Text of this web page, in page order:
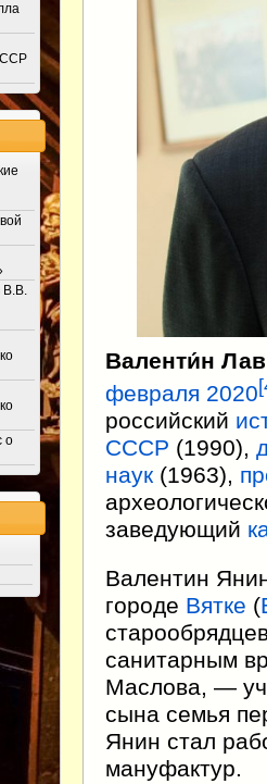
Валенти́н
февраля 2020
российский
СССР (1990),
наук (1963),
заведующий
Валентин
городе Вятке (
санитарным
Маслова, —
сына семья
Янин стал
мануфактур.
В.В.
о